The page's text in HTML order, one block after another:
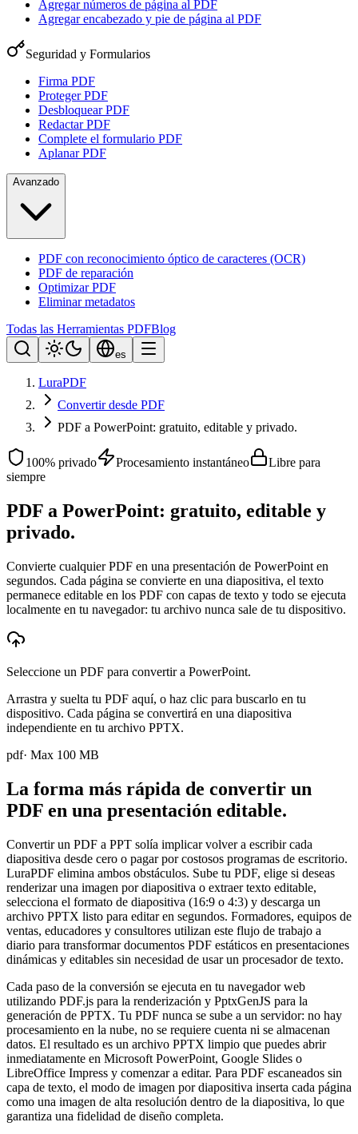
Agregar números de página al PDF
Agregar encabezado y pie de página al PDF
Seguridad y Formularios
Firma PDF
Proteger PDF
Desbloquear PDF
Redactar PDF
Complete el formulario PDF
Aplanar PDF
Avanzado
PDF con reconocimiento óptico de caracteres (OCR)
PDF de reparación
Optimizar PDF
Eliminar metadatos
Todas las Herramientas PDFBlog
es
LuraPDF
Convertir desde PDF
PDF a PowerPoint: gratuito, editable y privado.
100% privado Procesamiento instantáneo
Libre para
siempre
PDF a PowerPoint: gratuito, editable y
privado.
Convierte cualquier PDF en una presentación de PowerPoint en
segundos. Cada página se convierte en una diapositiva, el texto
permanece editable en los PDF con capas de texto y todo se ejecuta
localmente en tu navegador: tu archivo nunca sale de tu dispositivo.
Seleccione un PDF para convertir a PowerPoint.
Arrastra y suelta tu PDF aquí, o haz clic para buscarlo en tu
dispositivo. Cada página se convertirá en una diapositiva
independiente en tu archivo PPTX.
pdf· Max 100 MB
La forma más rápida de convertir un
PDF en una presentación editable.
Convertir un PDF a PPT solía implicar volver a escribir cada
diapositiva desde cero o pagar por costosos programas de escritorio.
LuraPDF elimina ambos obstáculos. Sube tu PDF, elige si deseas
renderizar una imagen por diapositiva o extraer texto editable,
selecciona el formato de diapositiva (16:9 o 4:3) y descarga un
archivo PPTX listo para editar en segundos. Formadores, equipos de
ventas, educadores y consultores utilizan este flujo de trabajo a
diario para transformar documentos PDF estáticos en presentaciones
dinámicas y editables sin necesidad de usar un procesador de texto.
Cada paso de la conversión se ejecuta en tu navegador web
utilizando PDF.js para la renderización y PptxGenJS para la
generación de PPTX. Tu PDF nunca se sube a un servidor: no hay
procesamiento en la nube, no se requiere cuenta ni se almacenan
datos. El resultado es un archivo PPTX limpio que puedes abrir
inmediatamente en Microsoft PowerPoint, Google Slides o
LibreOffice Impress y comenzar a editar. Para PDF escaneados sin
capa de texto, el modo de imagen por diapositiva inserta cada página
como una imagen de alta resolución dentro de la diapositiva, lo que
garantiza una fidelidad de diseño completa.